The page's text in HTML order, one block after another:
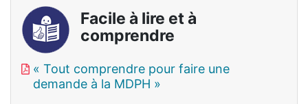
Facile à lire et à
comprendre
« Tout comprendre pour faire une
demande à la MDPH »